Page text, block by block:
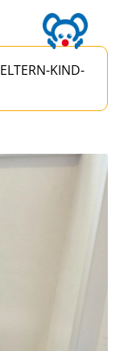
ELTERN-KIND-